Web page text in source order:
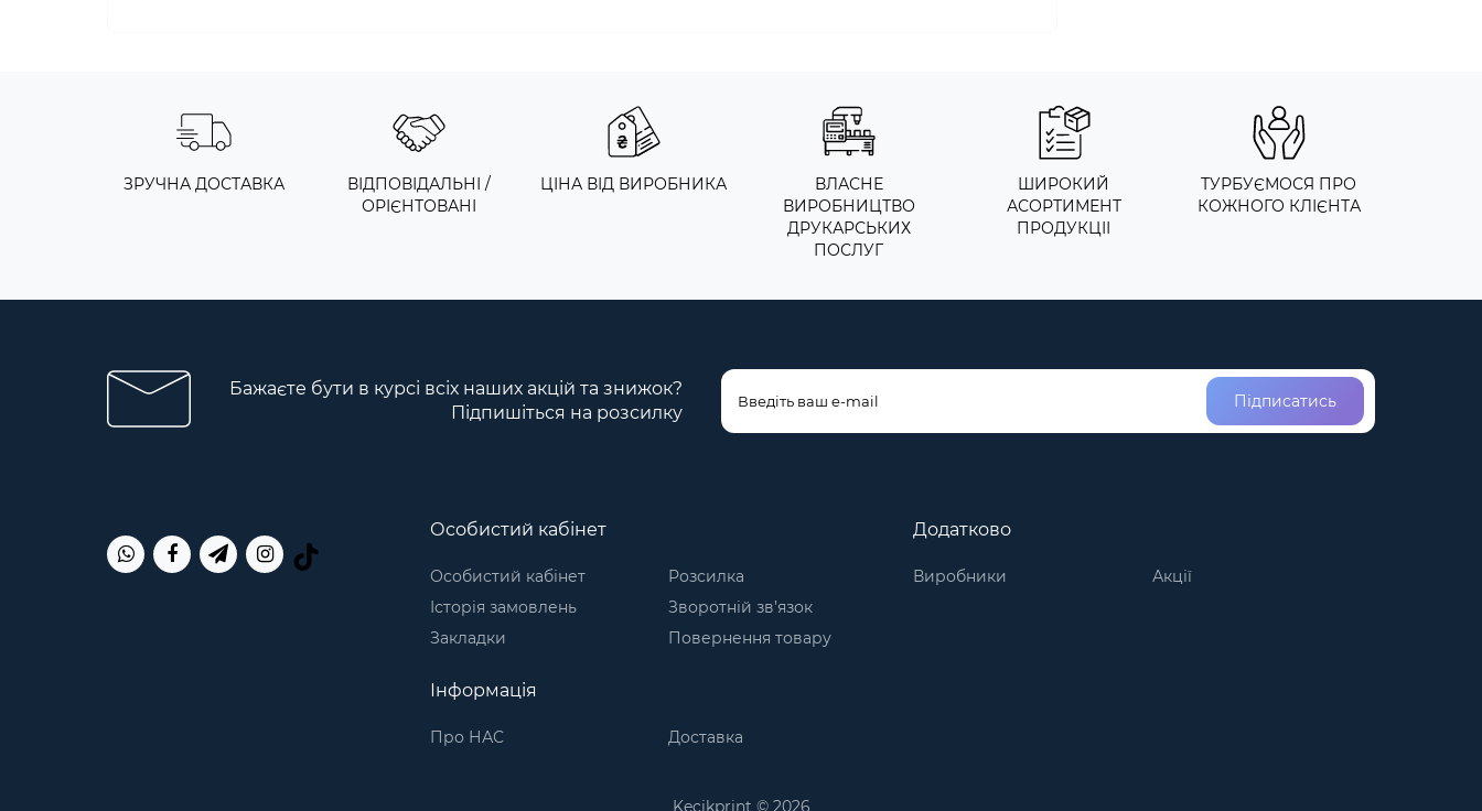
ЗРУЧНА ДОСТАВКА
ВІДПОВІДАЛЬНІ /
ОРІЄНТОВАНІ
ЦІНА ВІД ВИРОБНИКА
ВЛАСНЕ
ВИРОБНИЦТВО
ДРУКАРСЬКИХ
ПОСЛУГ
ШИРОКИЙ
АСОРТИМЕНТ
ПРОДУКЦІІ
ТУРБУЄМОСЯ ПРО
КОЖНОГО КЛІЄНТА
Бажаєте бути в курсі всіх наших акцій та знижок?
Підпишіться на розсилку
Підписатись
Особистий кабінет
Особистий кабінет
Історія замовлень
Закладки
Розсилка
Зворотній зв’язок
Повернення товару
Додатково
Виробники Акції
Інформація
Про НАС Доставка
Kecikprint © 2026